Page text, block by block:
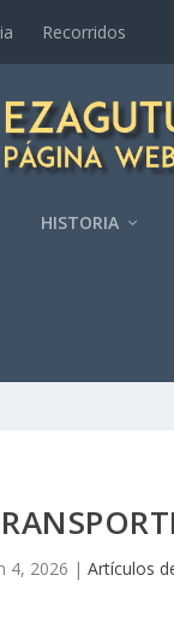
Recorridos
HISTORIA
4, 2026 | Artículos